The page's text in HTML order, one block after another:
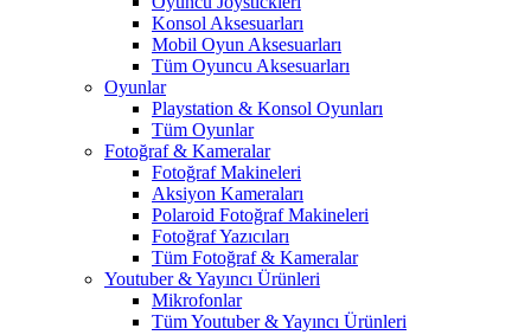
Konsol Aksesuarları
Mobil Oyun Aksesuarları
Tüm Oyuncu Aksesuarları
Oyunlar
Playstation & Konsol Oyunları
Tüm Oyunlar
Fotoğraf & Kameralar
Fotoğraf Makineleri
Aksiyon Kameraları
Polaroid Fotoğraf Makineleri
Fotoğraf Yazıcıları
Tüm Fotoğraf & Kameralar
Youtuber & Yayıncı Ürünleri
Mikrofonlar
Tüm Youtuber & Yayıncı Ürünleri